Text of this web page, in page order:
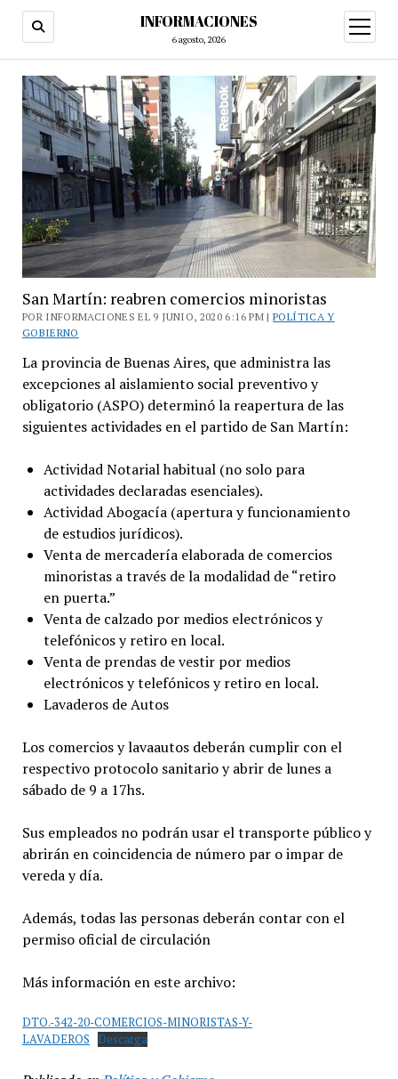
INFORMACIONES
6 agosto, 2026
abrir
menú
San Martín: reabren comercios minoristas
POR INFORMACIONES EL 9 JUNIO, 2020 6:16 PM |POLÍTICA Y
GOBIERNO
La provincia de Buenas Aires, que administra las
excepciones al aislamiento social preventivo y
obligatorio (ASPO) determinó la reapertura de las
siguientes actividades en el partido de San Martín:
Actividad Notarial habitual (no solo para
actividades declaradas esenciales).
Actividad Abogacía (apertura y funcionamiento
de estudios jurídicos).
Venta de mercadería elaborada de comercios
minoristas a través de la modalidad de “retiro
en puerta.”
Venta de calzado por medios electrónicos y
telefónicos y retiro en local.
Venta de prendas de vestir por medios
electrónicos y telefónicos y retiro en local.
Lavaderos de Autos
Los comercios y lavaautos deberán cumplir con el
respectivo protocolo sanitario y abrir de lunes a
sábado de 9 a 17hs.
Sus empleados no podrán usar el transporte público y
abrirán en coincidencia de número par o impar de
vereda y día.
Además, todas las personas deberán contar con el
permiso oficial de circulación
Más información en este archivo:
DTO.-342-20-COMERCIOS-MINORISTAS-Y-
LAVADEROS
Descarga